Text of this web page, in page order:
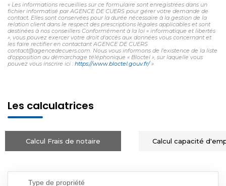
« Les informations recueillies sur ce formulaire sont enregistrées dans un
fichier informatisé par AGENCE DE CUERS pour gérer votre demande de
contact. Elles sont conservées pour la durée nécessaire à la gestion de la
relation client dans le respect des prescriptions légales applicables et sont
destinées à nos conseillers Conformément à la loi « informatique et libertés
», vous pouvez exercer votre droit d'accès aux données vous concernant et
les faire rectifier en contactant AGENCE DE CUERS
contact@agencedecuers.com. Nous vous informons de l'existence de la liste
d'opposition au démarchage téléphonique « Bloctel », sur laquelle vous
pouvez vous inscrire ici : https://www.bloctel.gouv.fr/»
Les calculatrices
Calcul Frais de notaire Calcul capacité